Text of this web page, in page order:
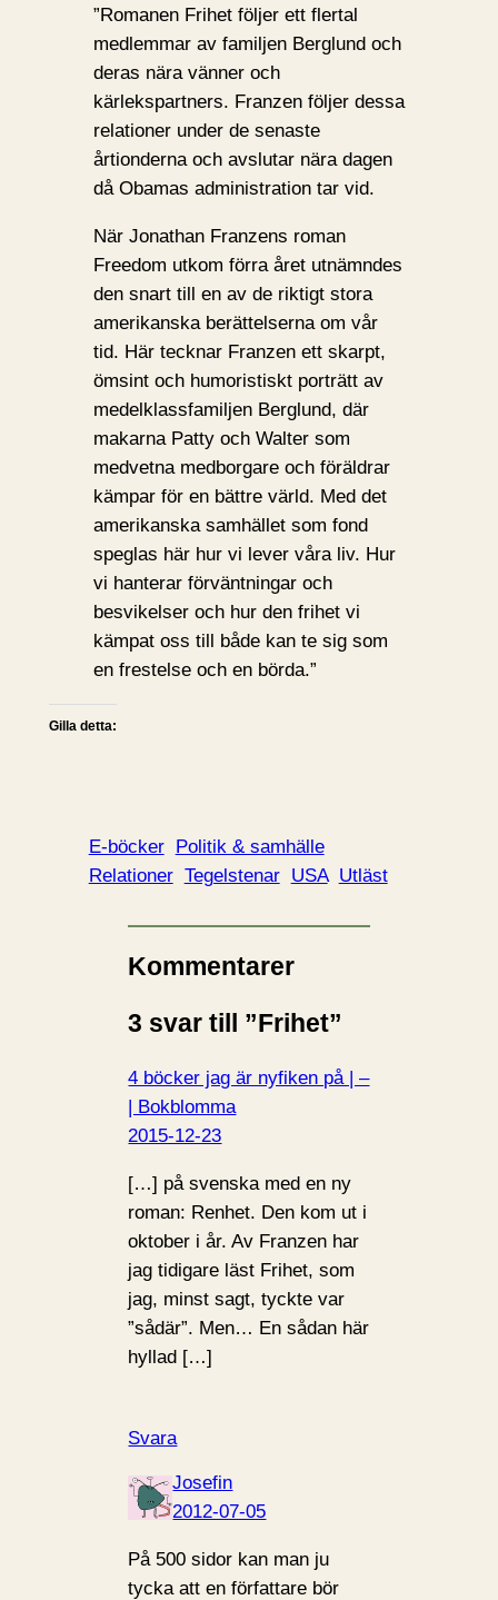
”Romanen Frihet följer ett flertal
medlemmar av familjen Berglund och
deras nära vänner och
kärlekspartners. Franzen följer dessa
relationer under de senaste
årtionderna och avslutar nära dagen
då Obamas administration tar vid.
När Jonathan Franzens roman
Freedom utkom förra året utnämndes
den snart till en av de riktigt stora
amerikanska berättelserna om vår
tid. Här tecknar Franzen ett skarpt,
ömsint och humoristiskt porträtt av
medelklassfamiljen Berglund, där
makarna Patty och Walter som
medvetna medborgare och föräldrar
kämpar för en bättre värld. Med det
amerikanska samhället som fond
speglas här hur vi lever våra liv. Hur
vi hanterar förväntningar och
besvikelser och hur den frihet vi
kämpat oss till både kan te sig som
en frestelse och en börda.”
Gilla detta:
E-böcker
Politik & samhälle
Relationer Tegelstenar USA Utläst
Kommentarer
3 svar till ”Frihet”
4 böcker jag är nyfiken på | –
| Bokblomma
2015-12-23
[…] på svenska med en ny
roman: Renhet. Den kom ut i
oktober i år. Av Franzen har
jag tidigare läst Frihet, som
jag, minst sagt, tyckte var
”sådär”. Men… En sådan här
hyllad […]
Svara
Josefin
2012-07-05
På 500 sidor kan man ju
tycka att en författare bör